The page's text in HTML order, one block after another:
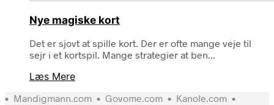
Nye magiske kort
Det er sjovt at spille kort. Der er ofte mange veje til
sejr i et kortspil. Mange strategier at ben...
Læs Mere
• Mandigmann.com • Govome.com • Kanole.com •